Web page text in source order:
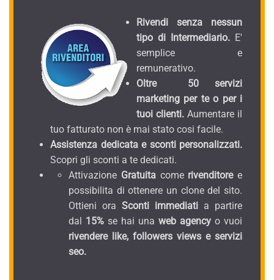
Rivendi senza nessun
tipo di Intermediario. E'
semplice e
remunerativo.
Oltre 50 servizi
marketing per te o per i
tuoi clienti. Aumentare il
tuo fatturato non è mai stato cosi facile.
Assistenza dedicata e sconti personalizzati.
Scopri gli sconti a te dedicati.
Attivazione Gratuitacomerivenditoree
possibilita di ottenere un clone del sito.
Ottieni ora Sconti immediati a partire
dal 15% se hai una web agency o vuoi
rivendere like, followers views e servizi
seo.